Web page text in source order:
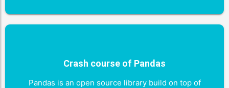
Crash course of Pandas
Pandas is an open source library build on top of